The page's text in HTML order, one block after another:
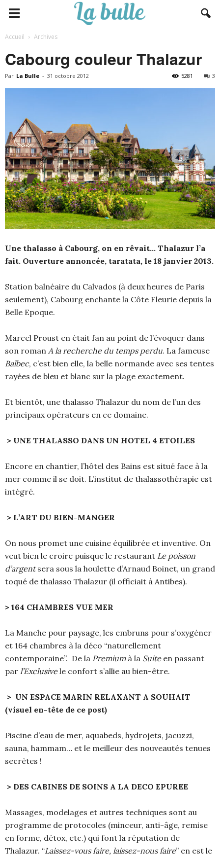
Accueil Archives
Cabourg couleur Thalazur
Par La Bulle - 31 octobre 2012 3
5281
Une thalasso à Cabourg, on en rêvait… Thalazur l’a
fait. Ouverture annoncée, taratata, le 18 janvier 2013.
Station balnéaire du Calvados (à deux heures de Paris
seulement), Cabourg enchante la Côte Fleurie depuis la
Belle Epoque.
Marcel Proust en était fan au point de l’évoquer dans
son roman A la recherche du temps perdu. La fameuse
Balbec, c’est bien elle, la belle normande avec ses tentes
rayées de bleu et blanc sur la plage exactement.
Et bientôt, une thalasso Thalazur du nom de l’un des
principaux opérateurs en ce domaine.
> UNE THALASSO DANS UN HOTEL 4 ETOILES
Encore en chantier, l’hôtel des Bains est situé face à la
mer comme il se doit. L’institut de thalassothérapie est
intégré.
> L’ART DU BIEN-MANGER
On nous promet une cuisine équilibrée et inventive. On
veut bien le croire puisque le restaurant Le poisson
d’argentsera sous la houlette d’Arnaud Boinet, un grand
toqué de thalasso Thalazur (il officiait à Antibes).
> 164 CHAMBRES VUE MER
La Manche pour paysage, les embruns pour s’oxygéner
et 164 chambres à la déco “naturellement
contemporaine”. De la Premiumà la Suiteen passant
par l’Exclusivele confort s’allie au bien-être.
> UN ESPACE MARIN RELAXANT A SOUHAIT
(visuel en-tête de ce post)
Piscine d’eau de mer, aquabeds, hydrojets, jacuzzi,
sauna, hammam… et le meilleur des nouveautés tenues
secrètes !
> DES CABINES DE SOINS A LA DECO EPUREE
Massages, modelages et autres techniques sont au
programme de protocoles (minceur, anti-âge, remise
en forme, détox, etc.) qui font la réputation de
Thalazur. “Laissez-vous faire, laissez-nous faire” en est le